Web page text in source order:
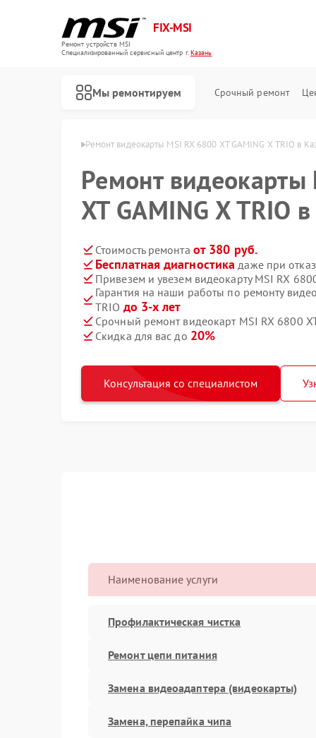
FIX-MSI
Ремонт устройств MSI
Специализированный cервисный центр г.Казань
Мы ремонтируем Срочный ремонт
Ремонт видеокарты MSI RX 6800 XT GAMING X TRIO в
Ремонт видеокарты
XT GAMING X TRIO
Стоимость ремонта от 380 руб.
Бесплатная диагностика даже при
Привезем и увезем видеокарту MSI RX
Гарантия на наши работы по ремонту
TRIO до 3-х лет
Срочный ремонт видеокарт MSI RX 6800
Скидка для вас до 20%
Консультация со специалистом
Наименование услуги
Профилактическая чистка
Ремонт цепи питания
Замена видеоадаптера (видеокарты)
Замена, перепайка чипа